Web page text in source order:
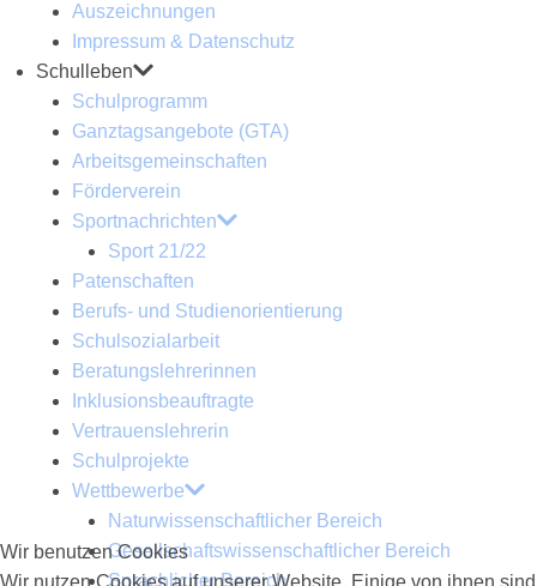
Auszeichnungen
Impressum & Datenschutz
Schulleben
Schulprogramm
Ganztagsangebote (GTA)
Arbeitsgemeinschaften
Förderverein
Sportnachrichten
Sport 21/22
Patenschaften
Berufs- und Studienorientierung
Schulsozialarbeit
Beratungslehrerinnen
Inklusionsbeauftragte
Vertrauenslehrerin
Schulprojekte
Wettbewerbe
Naturwissenschaftlicher Bereich
Gesellschaftswissenschaftlicher Bereich
Sprachlicher Bereich
Wir benutzen Cookies
Wir nutzen Cookies auf unserer Website. Einige von ihnen sind